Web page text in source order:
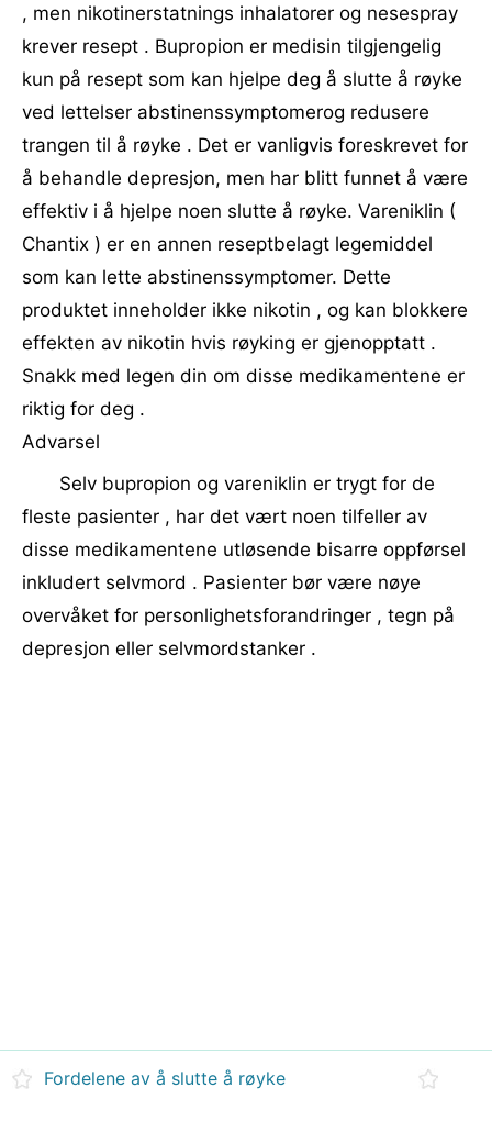
, men nikotinerstatnings inhalatorer og nesespray
krever resept . Bupropion er medisin tilgjengelig
kun på resept som kan hjelpe deg å slutte å røyke
ved lettelser abstinenssymptomerog redusere
trangen til å røyke . Det er vanligvis foreskrevet for
å behandle depresjon, men har blitt funnet å være
effektiv i å hjelpe noen slutte å røyke. Vareniklin (
Chantix ) er en annen reseptbelagt legemiddel
som kan lette abstinenssymptomer. Dette
produktet inneholder ikke nikotin , og kan blokkere
effekten av nikotin hvis røyking er gjenopptatt .
Snakk med legen din om disse medikamentene er
riktig for deg .
Advarsel
Selv bupropion og vareniklin er trygt for de
fleste pasienter , har det vært noen tilfeller av
disse medikamentene utløsende bisarre oppførsel
inkludert selvmord . Pasienter bør være nøye
overvåket for personlighetsforandringer , tegn på
depresjon eller selvmordstanker .
Fordelene av å slutte å røyke